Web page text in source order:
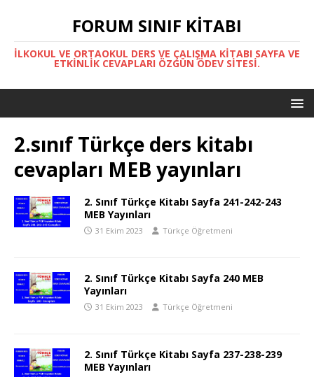
FORUM SINIF KITABI
İLKOKUL VE ORTAOKUL DERS VE ÇALIŞMA KITABI SAYFA VE
ETKINLIK CEVAPLARI ÖZGÜN ÖDEV SITESI.
2.sınıf Türkçe ders kitabı
cevapları MEB yayınları
2. Sınıf Türkçe Kitabı Sayfa 241-242-243
MEB Yayınları
31 Ekim 2023 Türkçe Öğretmeni
2. Sınıf Türkçe Kitabı Sayfa 240 MEB
Yayınları
31 Ekim 2023 Türkçe Öğretmeni
2. Sınıf Türkçe Kitabı Sayfa 237-238-239
MEB Yayınları